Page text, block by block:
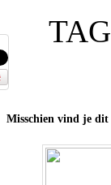
Misschien vind je